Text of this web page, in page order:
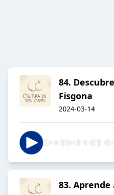
84.
Fisgona
2024-03-14
83.